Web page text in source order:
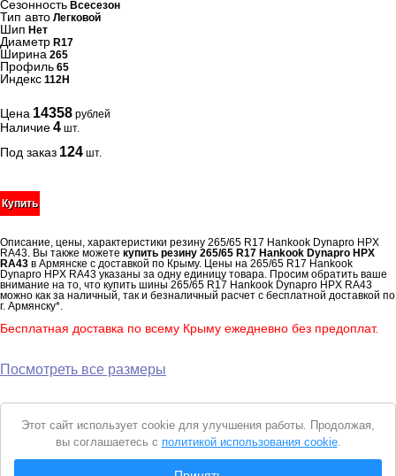
Сезонность Всесезон
Тип авто Легковой
Шип Нет
Диаметр R17
Ширина 265
Профиль 65
Индекс 112H
Цена 14358 рублей
Наличие4 шт.
Под заказ 124 шт.
Купить
Описание, цены, характеристики резину 265/65 R17 Hankook Dynapro HPX
RA43. Вы также можете купить резину 265/65 R17 Hankook Dynapro HPX
RA43 в Армянске с доставкой по Крыму. Цены на 265/65 R17 Hankook
Dynapro HPX RA43 указаны за одну единицу товара. Просим обратить ваше
внимание на то, что купить шины 265/65 R17 Hankook Dynapro HPX RA43
можно как за наличный, так и безналичный расчет с бесплатной доставкой по
г. Армянску*.
Бесплатная доставка по всему Крыму ежедневно без предоплат.
Посмотреть все размеры
Уведомление
cookie
Этот сайт использует cookie для улучшения работы. Продолжая,
вы соглашаетесь с политикой использования cookie.